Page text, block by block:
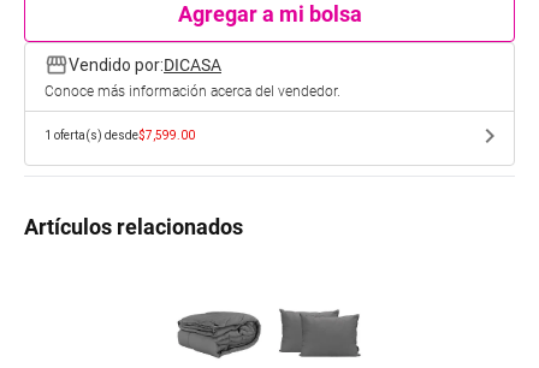
Agregar a mi bolsa
storefrontVendido por:DICASA
Conoce más información acerca del vendedor.
1 oferta(s) desde$7,599.00 chevron_right
Artículos relacionados